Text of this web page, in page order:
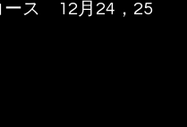
ース 12月24，25